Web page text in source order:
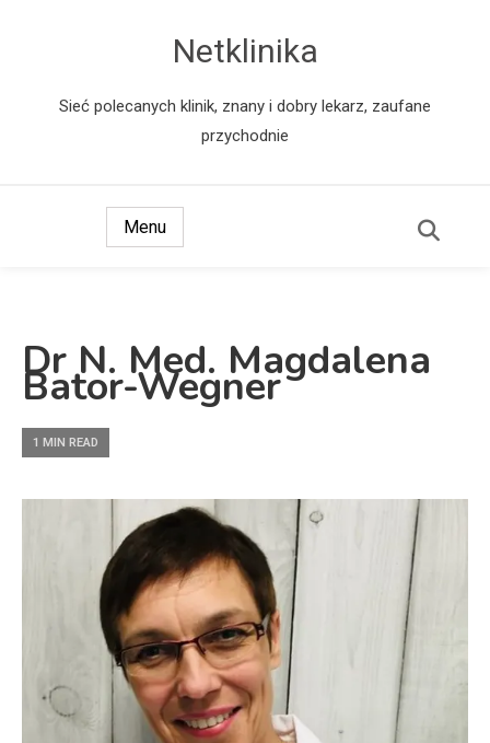
Netklinika
Sieć polecanych klinik, znany i dobry lekarz, zaufane
przychodnie
Menu
Dr N. Med. Magdalena
Bator-Wegner
1 MIN READ